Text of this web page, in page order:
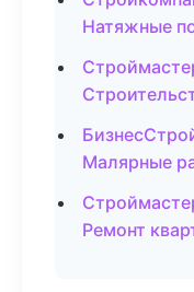
Натяжные
Малярные
Ремонт